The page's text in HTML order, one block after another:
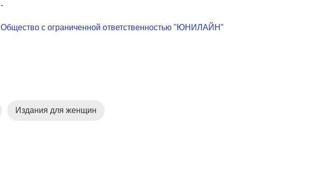
-
Общество с ограниченной ответственностью "ЮНИЛАЙН"
Издания для женщин